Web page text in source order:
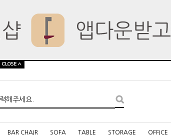
BAR CHAIR SOFA TABLE STORAGE OFFICE